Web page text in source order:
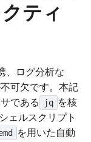
ティ
、ログ分析な
可欠です。本記
である
jq を核
ェルスクリプト
を用いた自動